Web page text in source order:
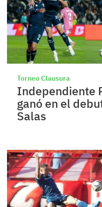
Torneo Clausura
Independiente
ganó en el
Salas